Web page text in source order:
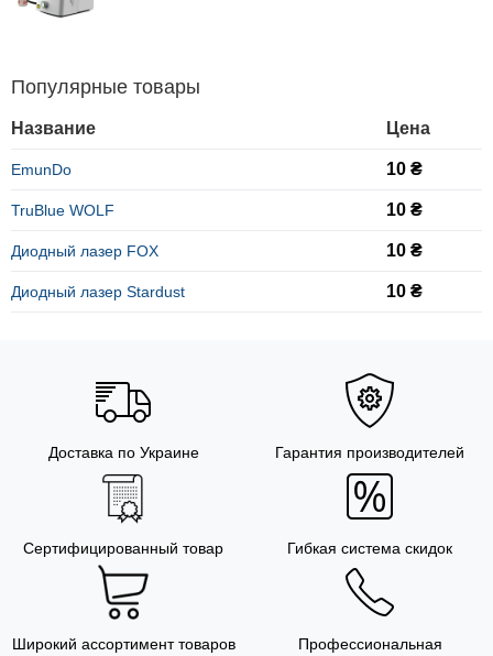
Популярные товары
Название Цена
EmunDo 10 ₴
TruBlue WOLF 10 ₴
Диодный лазер FOX 10 ₴
Диодный лазер Stardust 10 ₴
Доставка по Украине Гарантия производителей
Сертифицированный товар Гибкая система скидок
Широкий ассортимент товаров
Профессиональная